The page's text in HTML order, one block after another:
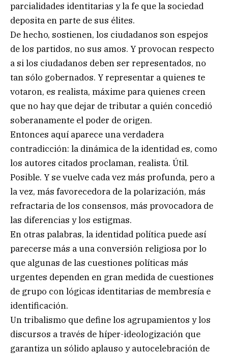
parcialidades identitarias y la fe que la sociedad
deposita en parte de sus élites.
De hecho, sostienen, los ciudadanos son espejos
de los partidos, no sus amos. Y provocan respecto
a si los ciudadanos deben ser representados, no
tan sólo gobernados. Y representar a quienes te
votaron, es realista, máxime para quienes creen
que no hay que dejar de tributar a quién concedió
soberanamente el poder de origen.
Entonces aquí aparece una verdadera
contradicción: la dinámica de la identidad es, como
los autores citados proclaman, realista. Útil.
Posible. Y se vuelve cada vez más profunda, pero a
la vez, más favorecedora de la polarización, más
refractaria de los consensos, más provocadora de
las diferencias y los estigmas.
En otras palabras, la identidad política puede así
parecerse más a una conversión religiosa por lo
que algunas de las cuestiones políticas más
urgentes dependen en gran medida de cuestiones
de grupo con lógicas identitarias de membresía e
identificación.
Un tribalismo que define los agrupamientos y los
discursos a través de híper-ideologización que
garantiza un sólido aplauso y autocelebración de